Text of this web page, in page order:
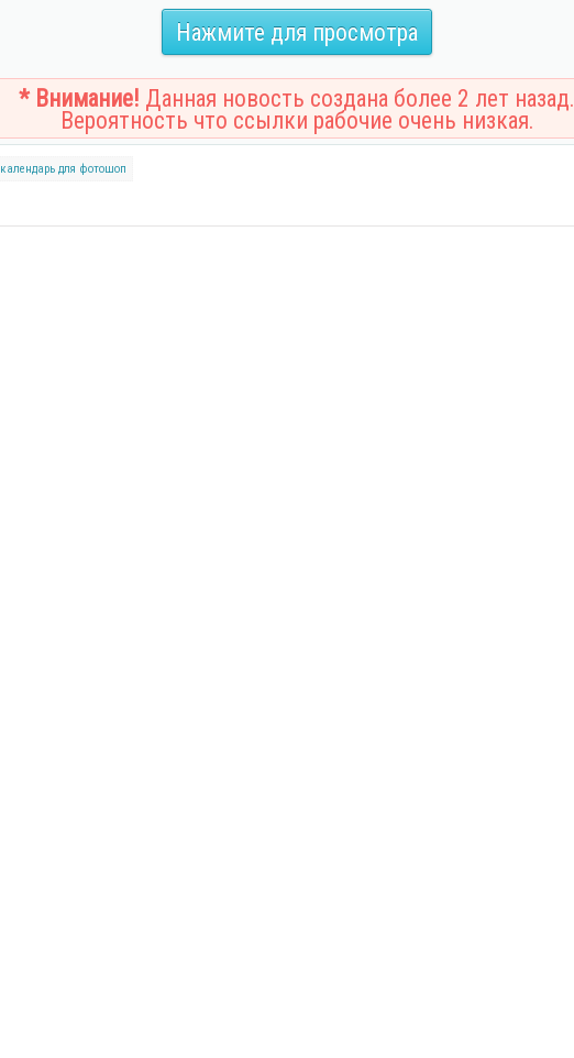
Нажмите для просмотра
* Внимание! Данная новость создана более 2 лет назад.
Вероятность что ссылки рабочие очень низкая.
календарь для фотошоп